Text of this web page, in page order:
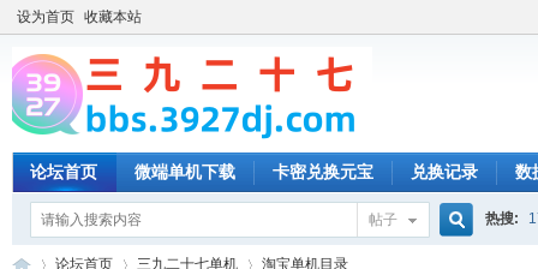
设为首页 收藏本站
论坛首页 微端单机下载 卡密兑换元宝 兑换记录 数
帖子 热搜:
论坛首页 三九二十七单机 淘宝单机目录